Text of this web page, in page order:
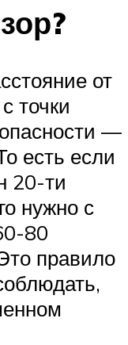
от
точки
—
есть если
20-ти
нужно с
80
правило